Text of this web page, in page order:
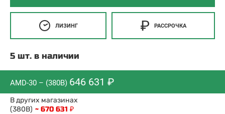
ЛИЗИНГ РАССРОЧКА
5 шт. в наличии
AMD-30 – (380В) 646 631 ₽
В других магазинах
(380В) ~ 670 631 ₽